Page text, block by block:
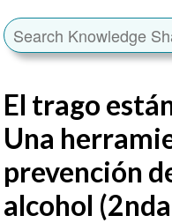
El trago
Una
prevención
alcohol